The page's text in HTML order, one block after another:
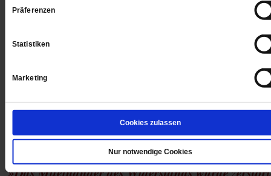
Präferenzen
Statistiken
Marketing
Cookies zulassen
Nur notwendige Cookies